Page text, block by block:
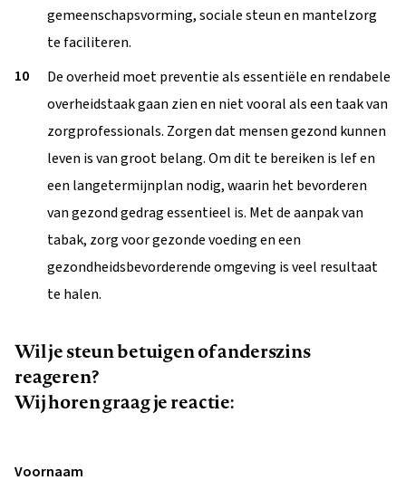
gemeenschapsvorming, sociale steun en mantelzorg
te faciliteren.
De overheid moet preventie als essentiële en rendabele
overheidstaak gaan zien en niet vooral als een taak van
zorgprofessionals. Zorgen dat mensen gezond kunnen
leven is van groot belang. Om dit te bereiken is lef en
een langetermijnplan nodig, waarin het bevorderen
van gezond gedrag essentieel is. Met de aanpak van
tabak, zorg voor gezonde voeding en een
gezondheidsbevorderende omgeving is veel resultaat
te halen.
Wil je steun betuigen of anderszins
reageren?
Wij horen graag je reactie:
Voornaam